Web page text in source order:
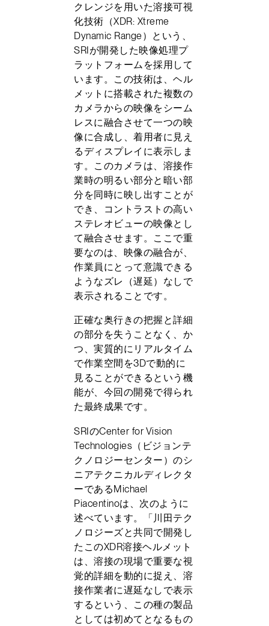
クレンジを用いた溶接可視
化技術（XDR: Xtreme
Dynamic Range）という、
SRIが開発した映像処理プ
ラットフォームを採用して
います。この技術は、ヘル
メットに搭載された複数の
カメラからの映像をシーム
レスに融合させて一つの映
像に合成し、着用者に見え
るディスプレイに表示しま
す。このカメラは、溶接作
業時の明るい部分と暗い部
分を同時に映し出すことが
でき、コントラストの高い
ステレオビューの映像とし
て融合させます。ここで重
要なのは、映像の融合が、
作業員にとって意識できる
ようなズレ（遅延）なしで
表示されることです。
正確な奥行きの把握と詳細
の部分を失うことなく、か
つ、実質的にリアルタイム
で作業空間を3Dで動的に
見ることができるという機
能が、今回の開発で得られ
た最終成果です。
SRIのCenter for Vision
Technologies（ビジョンテ
クノロジーセンター）のシ
ニアテクニカルディレクタ
ーであるMichael
Piacentinoは、次のように
述べています。「川田テク
ノロジーズと共同で開発し
たこのXDR溶接ヘルメット
は、溶接の現場で重要な視
覚的詳細を動的に捉え、溶
接作業者に遅延なしで表示
するという、この種の製品
としては初めてとなるもの